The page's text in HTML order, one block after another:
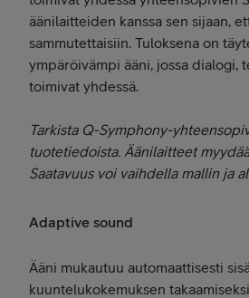
äänilaitteiden kanssa sen sijaan,
sammutettaisiin. Tuloksena on
ympäröivämpi ääni, jossa dialogi,
toimivat yhdessä.
Tarkista Q-Symphony-
tuotetiedoista. Äänilaitteet
Saatavuus voi vaihdella mallin ja
Adaptive sound
Ääni mukautuu automaattisesti
kuuntelukokemuksen